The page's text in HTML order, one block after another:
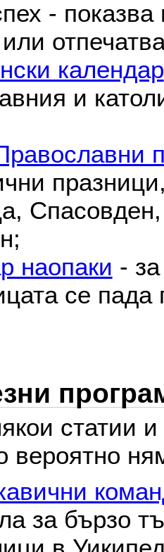
-
календар
и
Спасовден,
наопаки -
се пада
статии
вероятно
за бързо